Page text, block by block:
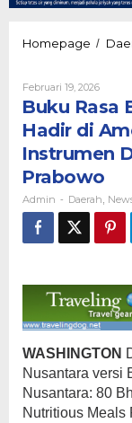
Homepage /
Februari 19, 2026Oleh
Buku Rasa
Hadir di
Instrumen
Prabowo
Admin - Daerah
WASHINGTON
Nusantara versi
Nusantara: 80
Nutritious Meals